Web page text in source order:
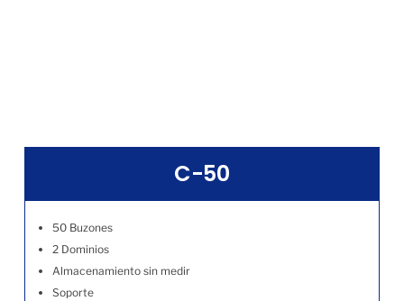
C-50
50 Buzones
2 Dominios
Almacenamiento sin medir
Soporte